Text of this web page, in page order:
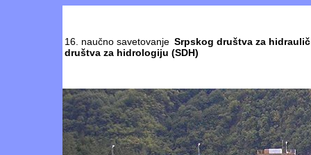
16. naučno savetovanje Srpskog društva za
društva za hidrologiju (SDH)